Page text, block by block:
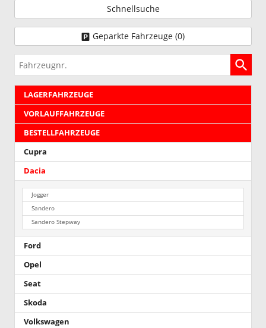
Schnellsuche
Geparkte Fahrzeuge (0)
Fahrzeugnr.
LAGERFAHRZEUGE
VORLAUFFAHRZEUGE
BESTELLFAHRZEUGE
Cupra
Dacia
Jogger
Sandero
Sandero Stepway
Ford
Opel
Seat
Skoda
Volkswagen